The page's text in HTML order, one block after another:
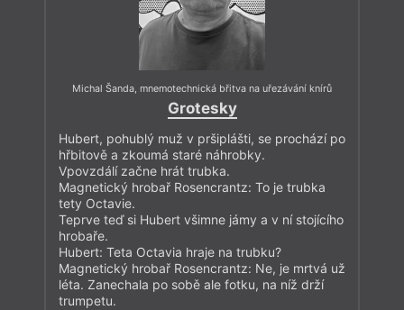
Michal Šanda, mnemotechnická břitva na uřezávání knírů
Grotesky
Hubert, pohublý muž v pršiplášti, se prochází po
hřbitově a zkoumá staré náhrobky.
Vpovzdálí začne hrát trubka.
Magnetický hrobař Rosencrantz: To je trubka
tety Octavie.
Teprve teď si Hubert všimne jámy a v ní stojícího
hrobaře.
Hubert: Teta Octavia hraje na trubku?
Magnetický hrobař Rosencrantz: Ne, je mrtvá už
léta. Zanechala po sobě ale fotku, na níž drží
trumpetu.